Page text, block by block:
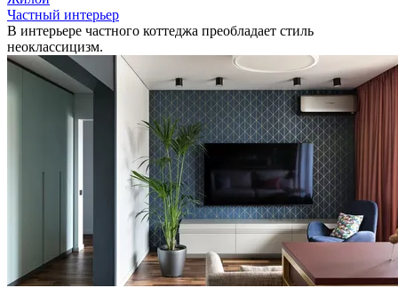
Частный интерьер
В интерьере частного коттеджа преобладает стиль
неоклассицизм.